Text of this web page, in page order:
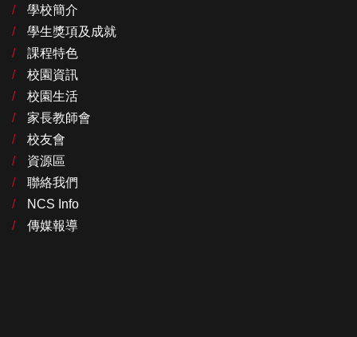
學校簡介
學生獎項及成就
課程特色
校園資訊
校園生活
家長教師會
校友會
資源區
聯絡我們
NCS Info
傳媒報導